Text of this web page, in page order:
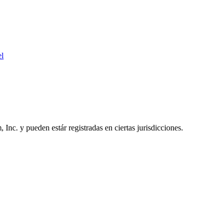
y pueden estár registradas en ciertas jurisdicciones.